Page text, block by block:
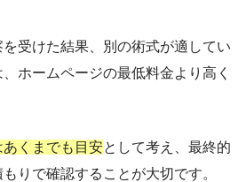
受けた結果、別の術式が適してい
ホームページの最低料金より高く
くまでも目安として考え、最終的
りで確認することが大切です。